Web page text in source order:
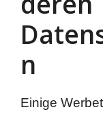
n
Einige